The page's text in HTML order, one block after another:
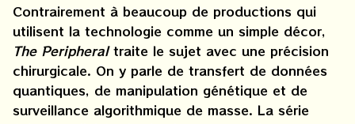
Contrairement à beaucoup de productions qui
utilisent la technologie comme un simple décor,
The Peripheraltraite le sujet avec une précision
chirurgicale. On y parle de transfert de données
quantiques, de manipulation génétique et de
surveillance algorithmique de masse. La série